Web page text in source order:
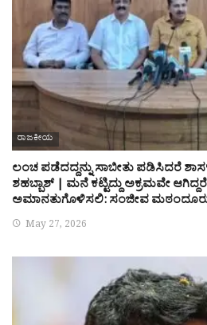
ರಾಜಕೀಯ
ಲಂಚ ಪಡೆದದ್ದನ್ನು ಸಾಬೀತು ಪಡಿಸಿದರೆ
ಶಹಬ್ಬಾಶ್ | ಮನೆ ಕಟ್ಟಿದ್ದು ಅಕ್ರಮವೇ ಆಗಿದ್ದರೆ
ಅಮಾನತುಗೊಳಿಸಲಿ: ಸಂಜೀವ
May 27, 2026